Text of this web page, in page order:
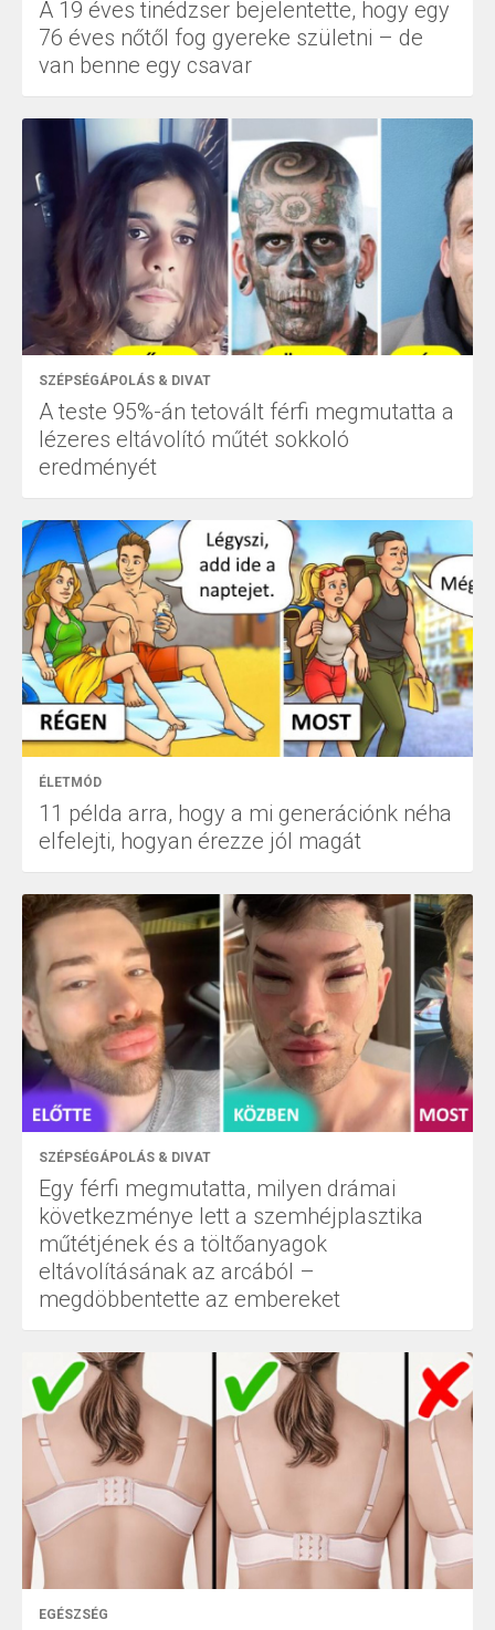
A 19 éves tinédzser bejelentette, hogy egy
76 éves nőtől fog gyereke születni – de
van benne egy csavar
SZÉPSÉGÁPOLÁS & DIVAT
A teste 95%-án tetovált férfi megmutatta a
lézeres eltávolító műtét sokkoló
eredményét
ÉLETMÓD
11 példa arra, hogy a mi generációnk néha
elfelejti, hogyan érezze jól magát
SZÉPSÉGÁPOLÁS & DIVAT
Egy férfi megmutatta, milyen drámai
következménye lett a szemhéjplasztika
műtétjének és a töltőanyagok
eltávolításának az arcából –
megdöbbentette az embereket
EGÉSZSÉG